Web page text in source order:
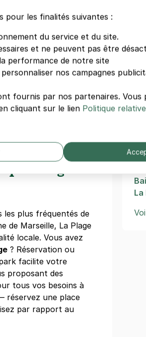
rue Raymond Teisseire -
parking
les plus fréquentés de
de Marseille, La Plage
locale. Vous avez
? Réservation ou
facilite votre
proposant des
tous vos besoins à
réservez une place
par rapport au
La
La
La
pour les finalités suivantes :
du service et du site.
et ne peuvent pas être
performance de notre site
nos campagnes
fournis par nos partenaires.
cliquant sur le lien Politique